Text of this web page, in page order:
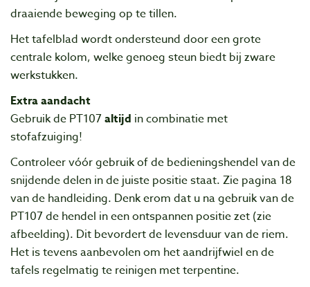
draaiende beweging op te tillen.
Het tafelblad wordt ondersteund door een grote
centrale kolom, welke genoeg steun biedt bij zware
werkstukken.
Extra aandacht
Gebruik de PT107altijd in combinatie met
stofafzuiging!
Controleer vóór gebruik of de bedieningshendel van de
snijdende delen in de juiste positie staat. Zie pagina 18
van de handleiding. Denk erom dat u na gebruik van de
PT107 de hendel in een ontspannen positie zet (zie
afbeelding). Dit bevordert de levensduur van de riem.
Het is tevens aanbevolen om het aandrijfwiel en de
tafels regelmatig te reinigen met terpentine.